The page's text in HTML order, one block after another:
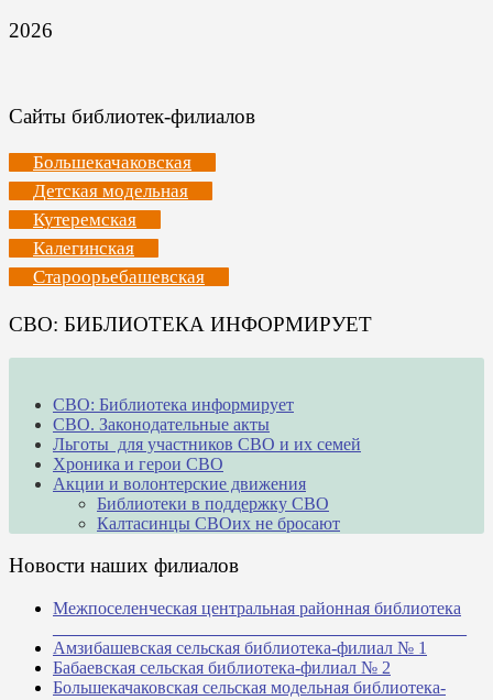
2026
Сайты библиотек-филиалов
Большекачаковская
Детская модельная
Кутеремская
Калегинская
Староорьебашевская
СВО: БИБЛИОТЕКА ИНФОРМИРУЕТ
СВО: Библиотека информирует
СВО. Законодательные акты
Льготы для участников СВО и их семей
Хроника и герои СВО
Акции и волонтерские движения
Библиотеки в поддержку СВО
Калтасинцы СВОих не бросают
Новости наших филиалов
Межпоселенческая центральная районная библиотека
Амзибашевская сельская библиотека-филиал № 1
Бабаевская сельская библиотека-филиал № 2
Большекачаковская сельская модельная библиотека-